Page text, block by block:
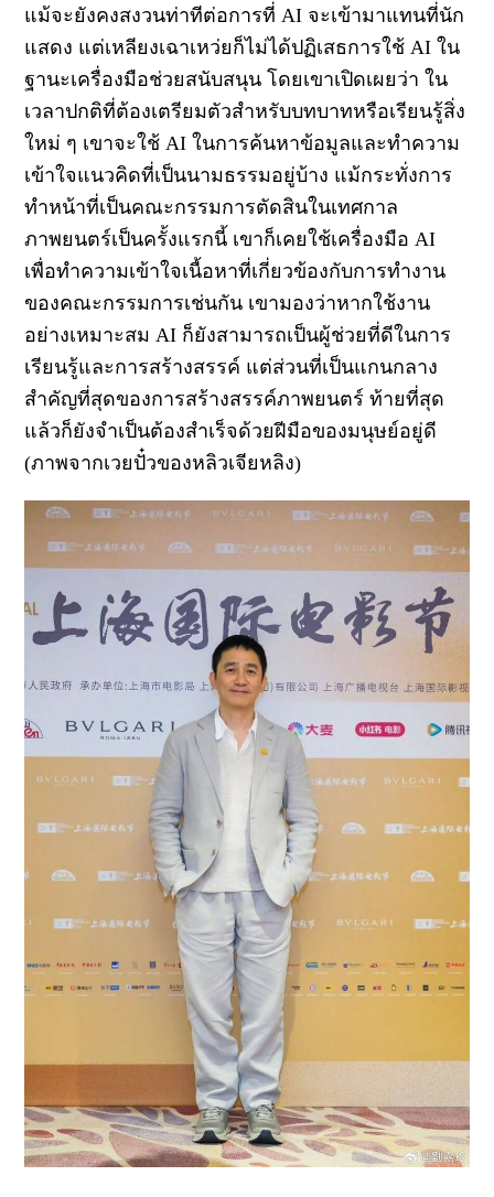
แม้จะยังคงสงวนท่าทีต่อการที่ AI จะเข้ามาแทนที่นัก
แสดง แต่เหลียงเฉาเหว่ยก็ไม่ได้ปฏิเสธการใช้ AI ใน
ฐานะเครื่องมือช่วยสนับสนุน โดยเขาเปิดเผยว่า ใน
เวลาปกติที่ต้องเตรียมตัวสำหรับบทบาทหรือเรียนรู้สิ่ง
ใหม่ ๆ เขาจะใช้ AI ในการค้นหาข้อมูลและทำความ
เข้าใจแนวคิดที่เป็นนามธรรมอยู่บ้าง แม้กระทั่งการ
ทำหน้าที่เป็นคณะกรรมการตัดสินในเทศกาล
ภาพยนตร์เป็นครั้งแรกนี้ เขาก็เคยใช้เครื่องมือ AI
เพื่อทำความเข้าใจเนื้อหาที่เกี่ยวข้องกับการทำงาน
ของคณะกรรมการเช่นกัน เขามองว่าหากใช้งาน
อย่างเหมาะสม AI ก็ยังสามารถเป็นผู้ช่วยที่ดีในการ
เรียนรู้และการสร้างสรรค์ แต่ส่วนที่เป็นแกนกลาง
สำคัญที่สุดของการสร้างสรรค์ภาพยนตร์ ท้ายที่สุด
แล้วก็ยังจำเป็นต้องสำเร็จด้วยฝีมือของมนุษย์อยู่ดี
(ภาพจากเวยปั๋วของหลิวเจียหลิง)